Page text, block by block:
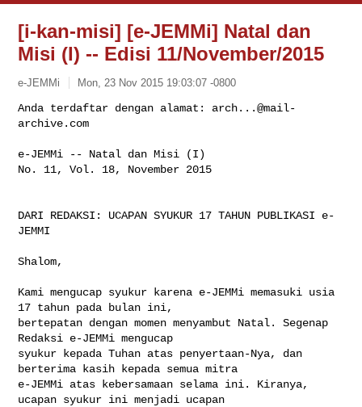
[i-kan-misi] [e-JEMMi] Natal dan
Misi (I) -- Edisi 11/November/2015
e-JEMMi Mon, 23 Nov 2015 19:03:07 -0800
Anda terdaftar dengan alamat: arch...@mail-
archive.com
e-JEMMi -- Natal dan Misi (I)
No. 11, Vol. 18, November 2015
DARI REDAKSI: UCAPAN SYUKUR 17 TAHUN PUBLIKASI e-
JEMMI
Shalom,
Kami mengucap syukur karena e-JEMMi memasuki usia
17 tahun pada bulan ini,
bertepatan dengan momen menyambut Natal. Segenap
Redaksi e-JEMMi mengucap
syukur kepada Tuhan atas penyertaan-Nya, dan
berterima kasih kepada semua mitra
e-JEMMi atas kebersamaan selama ini. Kiranya,
ucapan syukur ini menjadi ucapan